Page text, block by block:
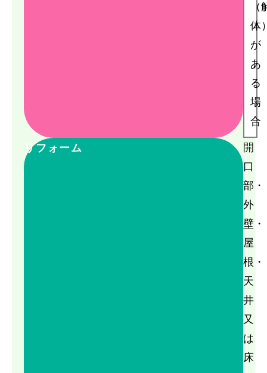
（
体
が
あ
る
場
合
リフォーム
開
口
部・
外
壁・
屋
根・
天
井
又
は
床